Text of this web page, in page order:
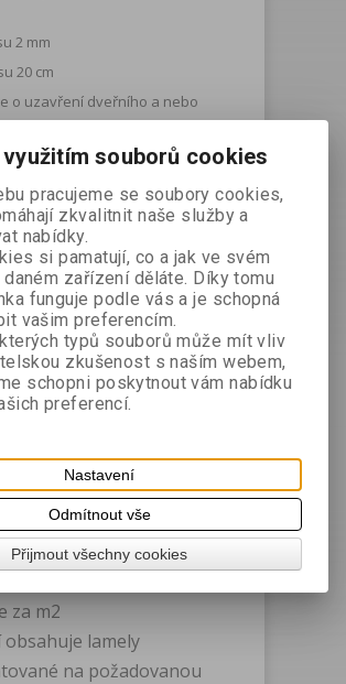
2 mm
20 cm
o uzavření dveřního a nebo
tvořena průhlednými lamelami s
cca 4 cm
je třeba uvést rozměry
x šířka (další požadavky je
do poznámky na konci
délku a šířku vstupu. Míry se
v metrech (např. 325cm=3,25 (Počet
do dané šířky je přesně dán,
na kompletní zakrytí včetně
lišty a kovových úchytů je potřeba
závěsný systém v potřebné šíří
otvoru: ZDE
za m2
obsahuje lamely
na požadovanou
souborů cookies
pracujeme se soubory cookies,
zkvalitnit naše služby a
nabídky.
si pamatují, co a jak ve svém
zařízení děláte. Díky tomu
funguje podle vás a je schopná
vašim preferencím.
typů souborů může mít vliv
zkušenost s naším webem,
schopni poskytnout vám nabídku
preferencí.
Nastavení
Odmítnout vše
Přijmout všechny cookies